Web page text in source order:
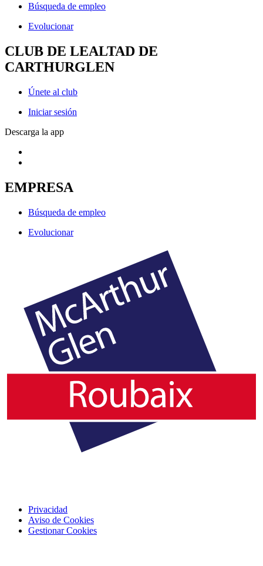
Búsqueda de empleo
Evolucionar
CLUB DE LEALTAD DE
CARTHURGLEN
Únete al club
Iniciar sesión
Descarga la app
EMPRESA
Búsqueda de empleo
Evolucionar
Privacidad
Aviso de Cookies
Gestionar Cookies